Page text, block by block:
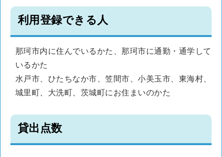
利用登録できる人
那珂市内に住んでいるかた、那珂市に通勤・通学して
いるかた
水戸市、ひたちなか市、笠間市、小美玉市、東海村、
城里町、大洗町、茨城町にお住まいのかた
貸出点数